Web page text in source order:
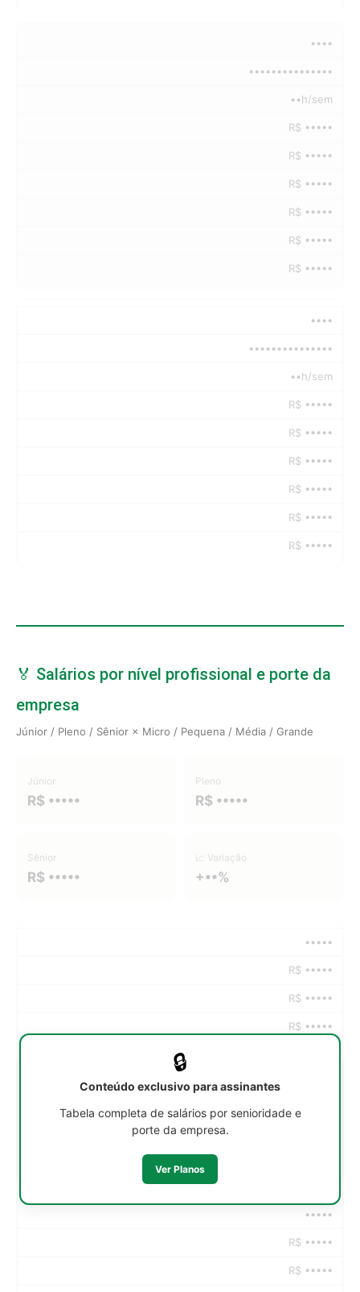
••••
•••••••••••••••
••h/sem
R$ •••••
R$ •••••
R$ •••••
R$ •••••
R$ •••••
R$ •••••
••••
•••••••••••••••
••h/sem
R$ •••••
R$ •••••
R$ •••••
R$ •••••
R$ •••••
R$ •••••
🏅 Salários por nível profissional e porte da
empresa
Júnior / Pleno / Sênior × Micro / Pequena / Média / Grande
Júnior
R$ •••••
Pleno
R$ •••••
Sênior
R$ •••••
📈 Variação
+••%
•••••
R$ •••••
R$ •••••
R$ •••••
•••••
R$ •••••
R$ •••••
🔒
Conteúdo exclusivo para assinantes
Tabela completa de salários por senioridade e
porte da empresa.
Ver Planos